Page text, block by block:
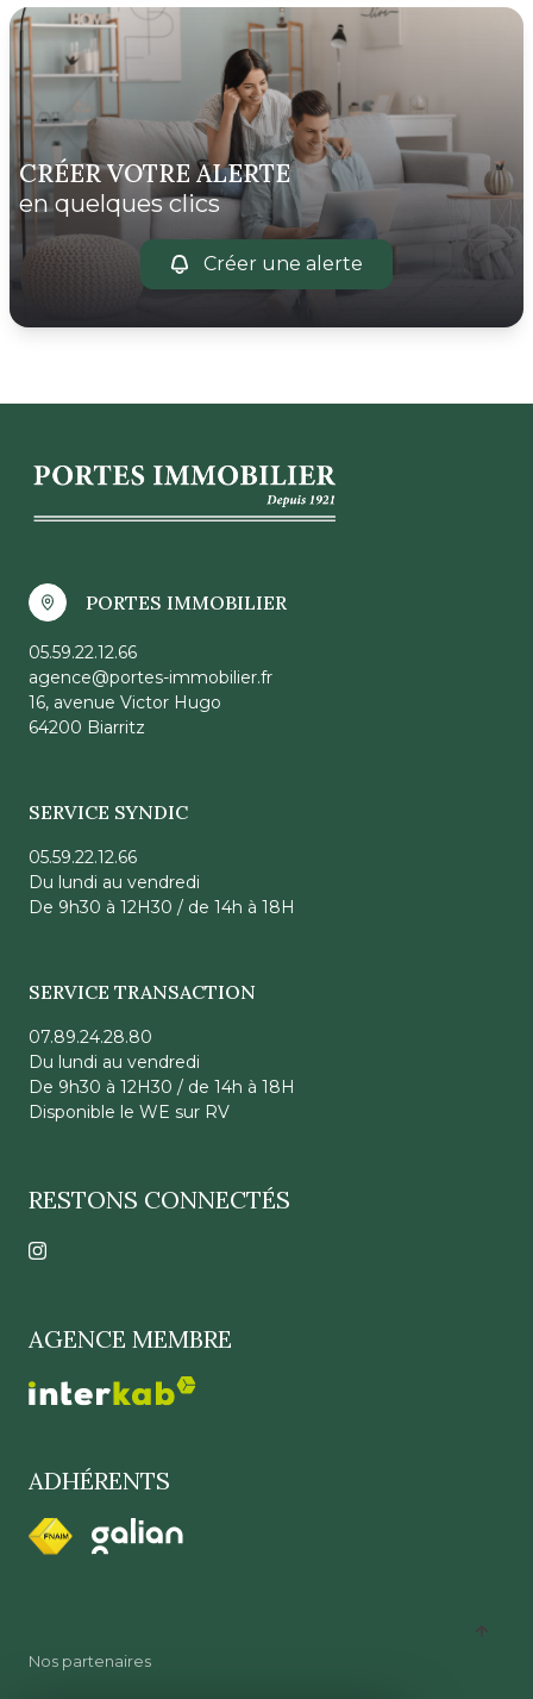
CRÉER VOTRE ALERTE
en quelques clics
Créer une alerte
PORTES IMMOBILIER
05.59.22.12.66
agence@portes-immobilier.fr
16, avenue Victor Hugo
64200 Biarritz
SERVICE SYNDIC
05.59.22.12.66
Du lundi au vendredi
De 9h30 à 12H30 / de 14h à 18H
SERVICE TRANSACTION
07.89.24.28.80
Du lundi au vendredi
De 9h30 à 12H30 / de 14h à 18H
Disponible le WE sur RV
RESTONS CONNECTÉS
AGENCE MEMBRE
ADHÉRENTS
Nos partenaires